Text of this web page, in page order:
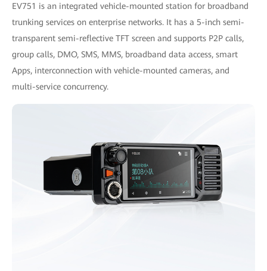
EV751 is an integrated vehicle-mounted station for broadband
trunking services on enterprise networks. It has a 5-inch semi-
transparent semi-reflective TFT screen and supports P2P calls,
group calls, DMO, SMS, MMS, broadband data access, smart
Apps, interconnection with vehicle-mounted cameras, and
multi-service concurrency.